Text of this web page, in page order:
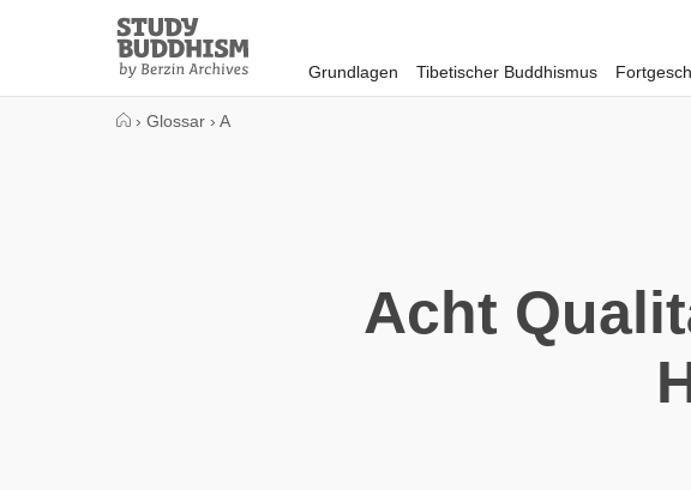
Study
Buddhism
Home
Grundlagen Tibetischer Buddhismus
› Glossar › A
Acht